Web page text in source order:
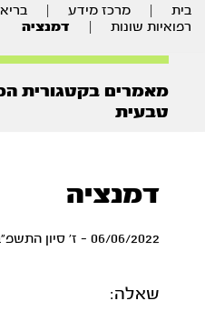
בית מרכז מידע
רפואיות שונות
דמנציה
מאמרים בקטגורית
טבעית
דמנציה
06/06/2022 - ז' סיון התשפ"ב
שאלה: